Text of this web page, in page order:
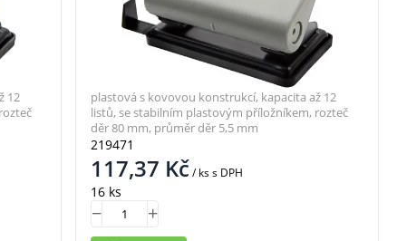
12
219471
117,37 Kč/ kss DPH
16 ks
plastová s kovovou konstrukcí, kapacita až 12
listů, se stabilním plastovým příložníkem, rozteč
děr 80 mm, průměr děr 5,5 mm